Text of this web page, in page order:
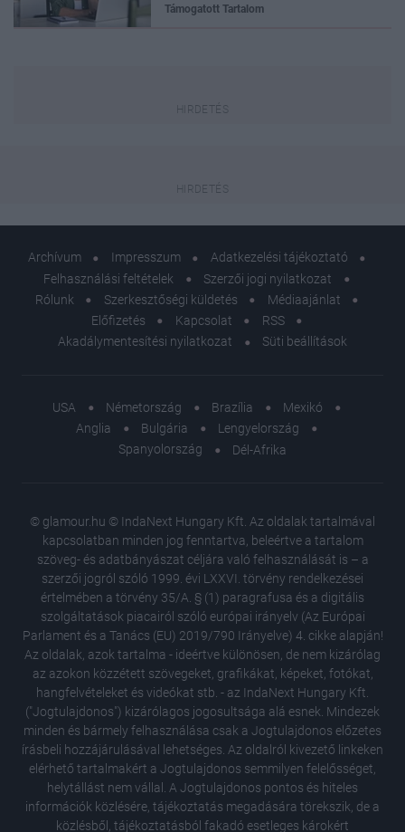
Ismerd
Támogatott Tartalom
Archívum Impresszum
Adatkezelési tájékoztató
Felhasználási feltételek
Szerzői jogi nyilatkozat
Rólunk
Szerkesztőségi küldetés
Médiaajánlat
Előfizetés
Kapcsolat
RSS
Akadálymentesítési nyilatkozat
Süti beállítások
USA Németország Brazília
Mexikó
Anglia
Bulgária
Lengyelország
Spanyolország
Dél-Afrika
© glamour.hu © IndaNext Hungary Kft. Az oldalak tartalmával
kapcsolatban minden jog fenntartva, beleértve a tartalom
szöveg- és adatbányászat céljára való felhasználását is – a
szerzői jogról szóló 1999. évi LXXVI. törvény rendelkezései
értelmében a törvény 35/A. § (1) paragrafusa és a digitális
szolgáltatások piacairól szóló európai irányelv (Az Európai
Parlament és a Tanács (EU) 2019/790 Irányelve) 4. cikke alapján!
Az oldalak, azok tartalma - ideértve különösen, de nem kizárólag
az azokon közzétett szövegeket, grafikákat, képeket, fotókat,
hangfelvételeket és videókat stb. - az IndaNext Hungary Kft.
("Jogtulajdonos") kizárólagos jogosultsága alá esnek. Mindezek
minden és bármely felhasználása csak a Jogtulajdonos előzetes
írásbeli hozzájárulásával lehetséges. Az oldalról kivezető linkeken
elérhető tartalmakért a Jogtulajdonos semmilyen felelősséget,
helytállást nem vállal. A Jogtulajdonos pontos és hiteles
információk közlésére, tájékoztatás megadására törekszik, de a
közlésből, tájékoztatásból fakadó esetleges károkért